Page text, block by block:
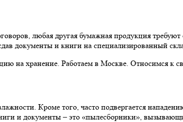
любая другая бумажная продукция
документы и книги на специализированный
хранение. Работаем в Москве. Относимся к
Кроме того, часто подвергается
и документы – это «пылесборники»,